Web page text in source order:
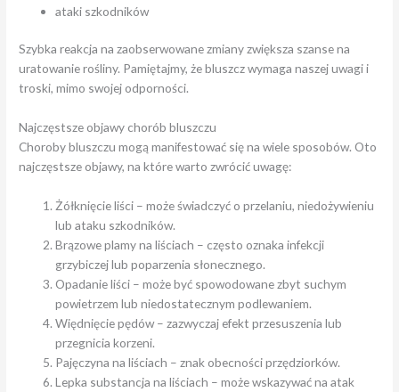
ataki szkodników
Szybka reakcja na zaobserwowane zmiany zwiększa szanse na
uratowanie rośliny. Pamiętajmy, że bluszcz wymaga naszej uwagi i
troski, mimo swojej odporności.
Najczęstsze objawy chorób bluszczu
Choroby bluszczu mogą manifestować się na wiele sposobów. Oto
najczęstsze objawy, na które warto zwrócić uwagę:
Żółknięcie liści – może świadczyć o przelaniu, niedożywieniu
lub ataku szkodników.
Brązowe plamy na liściach – często oznaka infekcji
grzybiczej lub poparzenia słonecznego.
Opadanie liści – może być spowodowane zbyt suchym
powietrzem lub niedostatecznym podlewaniem.
Więdnięcie pędów – zazwyczaj efekt przesuszenia lub
przegnicia korzeni.
Pajęczyna na liściach – znak obecności przędziorków.
Lepka substancja na liściach – może wskazywać na atak